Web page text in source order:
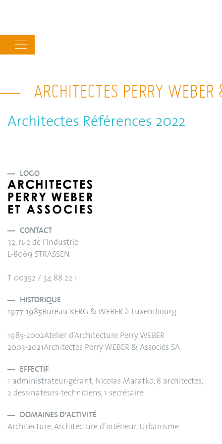
navigation
ARCHITECTES PERRY
Architectes Références 2022
LOGO
CONTACT
32, rue de l’Industrie
L-8069 STRASSEN
T 00352 / 34 88 22 1
HISTORIQUE
1977-1985Bureau KERG & WEBER à Luxembourg
1985-2002Atelier d’Architecture Perry WEBER
2003-2021Architectes Perry WEBER & Associés SA
EFFECTIF
1 administrateur-gérant, Nicolas Marafko, 8 architectes,
2 dessinateurs-techniciens, 1 secrétaire
DOMAINES D'ACTIVITÉ
Architecture, Architecture d’intérieur, Urbanisme